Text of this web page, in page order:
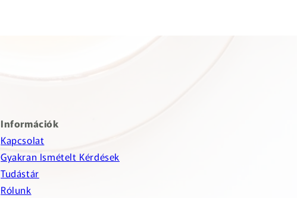
Információk
Kapcsolat
Gyakran Ismételt Kérdések
Tudástár
Rólunk